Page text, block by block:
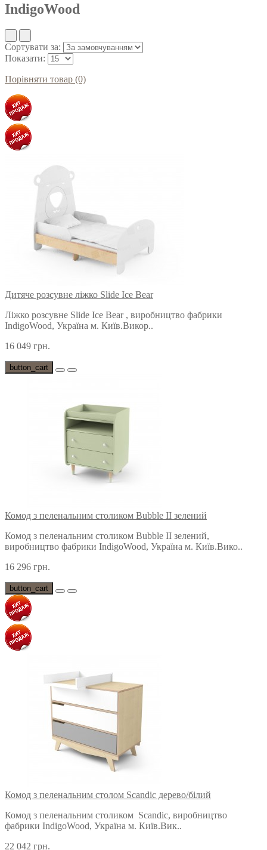
IndigoWood
Сортувати за:
Показати:
Порівняти товар (0)
Дитяче розсувне ліжко Slide Ice Bear
Ліжко розсувне Slide Ice Bear , виробництво фабрики
IndigoWood, Україна м. Київ.Викор..
16 049 грн.
button_cart
Комод з пеленальним столиком Bubble II зелений
Комод з пеленальним столиком Bubble II зелений,
виробництво фабрики IndigoWood, Україна м. Київ.Вико..
16 296 грн.
button_cart
Комод з пеленальним столом Scandic дерево/білий
Комод з пеленальним столиком Scandic, виробництво
фабрики IndigoWood, Україна м. Київ.Вик..
22 042 грн.